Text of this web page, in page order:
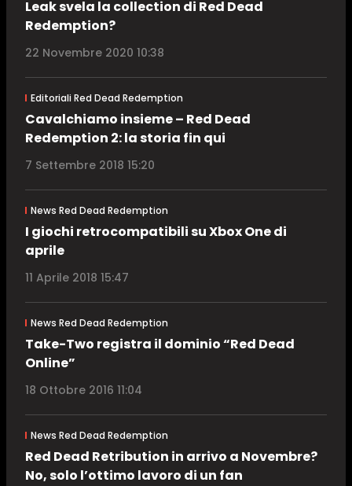
Leak svela la collection di Red Dead
Redemption?
22 Novembre 2020 10:38
Editoriali Red Dead Redemption
Cavalchiamo insieme – Red Dead
Redemption 2: la storia fin qui
7 Settembre 2018 15:20
News Red Dead Redemption
I giochi retrocompatibili su Xbox One di
aprile
11 Aprile 2018 15:47
News Red Dead Redemption
Take-Two registra il dominio “Red Dead
Online”
18 Ottobre 2016 11:04
News Red Dead Redemption
Red Dead Retribution in arrivo a Novembre?
No, solo l’ottimo lavoro di un fan